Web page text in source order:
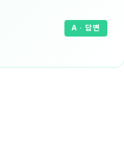
A · 답변